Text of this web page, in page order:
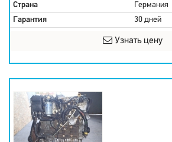
Страна
Германия
Гарантия
30 дней
Узнать цену